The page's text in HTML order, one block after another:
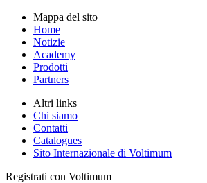
Mappa del sito
Home
Notizie
Academy
Prodotti
Partners
Altri links
Chi siamo
Contatti
Catalogues
Sito Internazionale di Voltimum
Registrati con Voltimum